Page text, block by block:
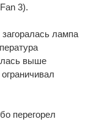
3).
лампа
выше
перегорел